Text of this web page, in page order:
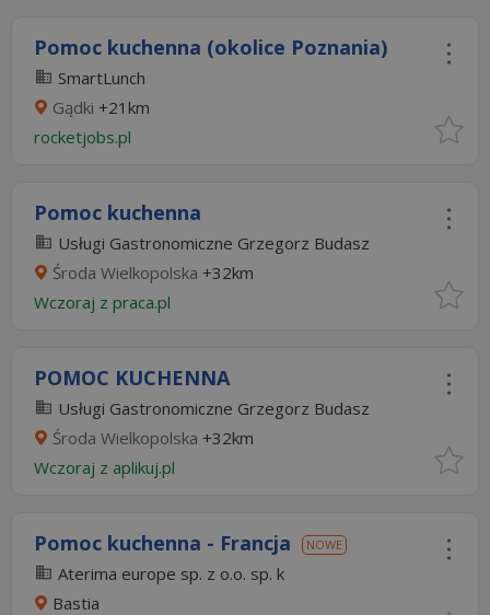
Pomoc kuchenna (okolice Poznania)
SmartLunch
Gądki +21km
rocketjobs.pl
Pomoc kuchenna
Usługi Gastronomiczne Grzegorz Budasz
Środa Wielkopolska +32km
Wczoraj z praca.pl
POMOC KUCHENNA
Usługi Gastronomiczne Grzegorz Budasz
Środa Wielkopolska +32km
Wczoraj z aplikuj.pl
Pomoc kuchenna - Francja NOWE
Aterima europe sp. z o.o. sp. k
Bastia